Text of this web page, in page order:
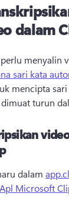
dalam
menyalin
sari kata
mencipta
turun
dalam
Apl Microsoft